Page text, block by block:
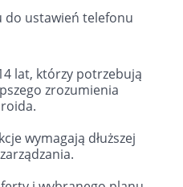
do ustawień telefonu
lat, którzy potrzebują
zrozumienia
wymagają dłuższej